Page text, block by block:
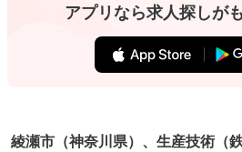
アプリなら求人探しが
綾瀬市（神奈川県）、生産技術（